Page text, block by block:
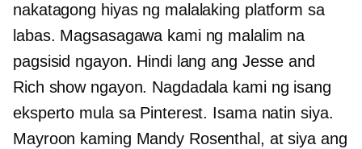
nakatagong hiyas ng malalaking platform sa
labas. Magsasagawa kami ng malalim na
pagsisid ngayon. Hindi lang ang Jesse and
Rich show ngayon. Nagdadala kami ng isang
eksperto mula sa Pinterest. Isama natin siya.
Mayroon kaming Mandy Rosenthal, at siya ang